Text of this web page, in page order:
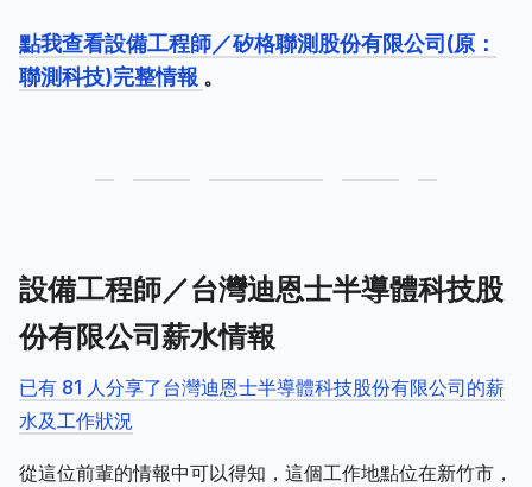
點我查看設備工程師／矽格聯測股份有限公司(原：
聯測科技)完整情報 。
設備工程師／台灣迪恩士半導體科技股
份有限公司薪水情報
已有 81 人分享了台灣迪恩士半導體科技股份有限公司的薪
水及工作狀況
從這位前輩的情報中可以得知，這個工作地點位在新竹市，